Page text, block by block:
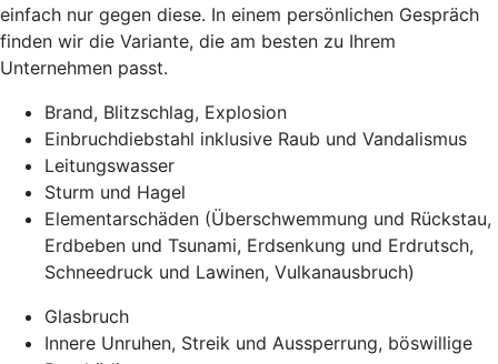
einfach nur gegen diese. In einem persönlichen Gespräch
finden wir die Variante, die am besten zu Ihrem
Unternehmen passt.
Brand, Blitzschlag, Explosion
Einbruchdiebstahl inklusive Raub und Vandalismus
Leitungswasser
Sturm und Hagel
Elementarschäden (Überschwemmung und Rückstau,
Erdbeben und Tsunami, Erdsenkung und Erdrutsch,
Schneedruck und Lawinen, Vulkanausbruch)
Glasbruch
Innere Unruhen, Streik und Aussperrung, böswillige